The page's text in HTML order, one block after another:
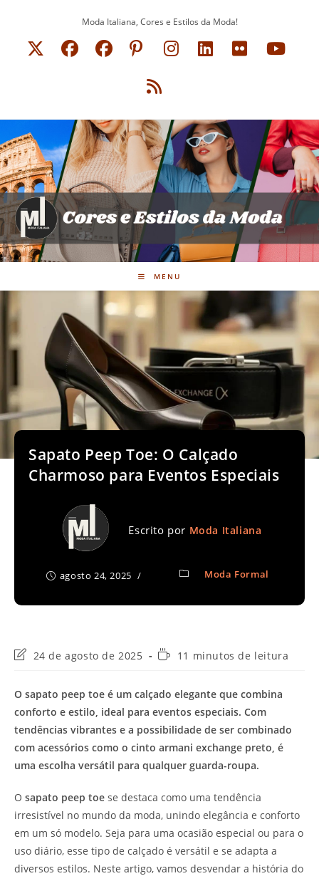
Moda Italiana, Cores e Estilos da Moda!
MENU
Sapato Peep Toe: O Calçado
Charmoso para Eventos Especiais
Escrito por Moda Italiana
agosto 24, 2025 Moda Formal
Última
post:
24 de agosto de 2025
Tempo11 minutos de leitura
O sapato peep toe é um calçado elegante que combina
conforto e estilo, ideal para eventos especiais. Com
tendências vibrantes e a possibilidade de ser combinado
com acessórios como o cinto armani exchange preto, é
uma escolha versátil para qualquer guarda-roupa.
O sapato peep toe se destaca como uma tendência
irresistível no mundo da moda, unindo elegância e conforto
em um só modelo. Seja para uma ocasião especial ou para o
uso diário, esse tipo de calçado é versátil e se adapta a
diversos estilos. Neste artigo, vamos desvendar a história do